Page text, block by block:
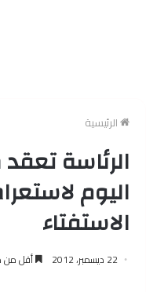
الرئيسية
الرئاسة
اليوم
الاستفتاء
22 ديسمبر، 2012 أقل من